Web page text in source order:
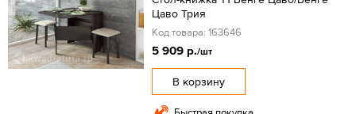
Цаво Трия
Код товара: 163646
5 909 р./шт
В корзину